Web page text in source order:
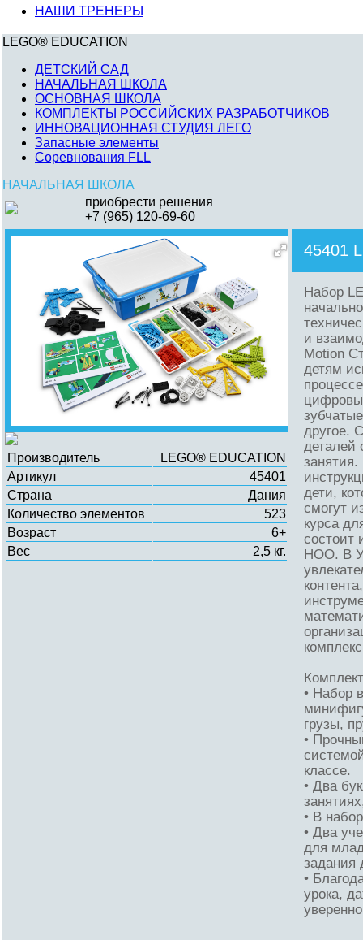
НАШИ ТРЕНЕРЫ
LEGO® EDUCATION
ДЕТСКИЙ САД
НАЧАЛЬНАЯ ШКОЛА
ОСНОВНАЯ ШКОЛА
КОМПЛЕКТЫ РОССИЙСКИХ РАЗРАБОТЧИКОВ
ИННОВАЦИОННАЯ СТУДИЯ ЛЕГО
Запасные элементы
Соревнования FLL
НАЧАЛЬНАЯ ШКОЛА
приобрести решения
+7 (965) 120-69-60
Производитель
LEGO® EDUCATION
Артикул
45401
Страна
Дания
Количество элементов
523
Возраст
6+
Вес
2,5 кг.
45401
Набор
и
Motion
детям
другое.
деталей
дети,
смогут
курса
состоит
НОО. В
• Набор
грузы,
•
классе.
• Два
• В
• Два
для
задания
•
урока,